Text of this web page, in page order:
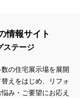
情報サイト
ステージ
の住宅展示場を展開
えをはじめ、リフォ
み・ご要望にお応え